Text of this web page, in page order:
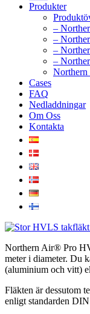
Produkter
–
–
–
–
Cases
FAQ
Nedladdningar
Om Oss
Kontakta
Northern Air® Pro
meter i diameter. Du
(aluminium och vitt)
Fläkten är dessutom
enligt standarden